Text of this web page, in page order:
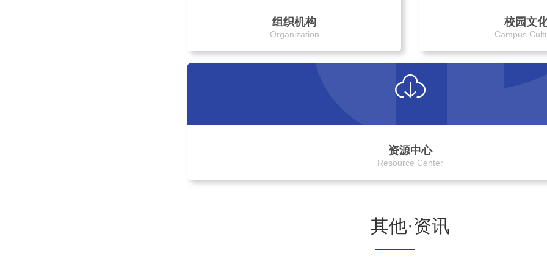
组织机构
Organization
校园文
Campus
资源中心
Resource Center
其他·资讯